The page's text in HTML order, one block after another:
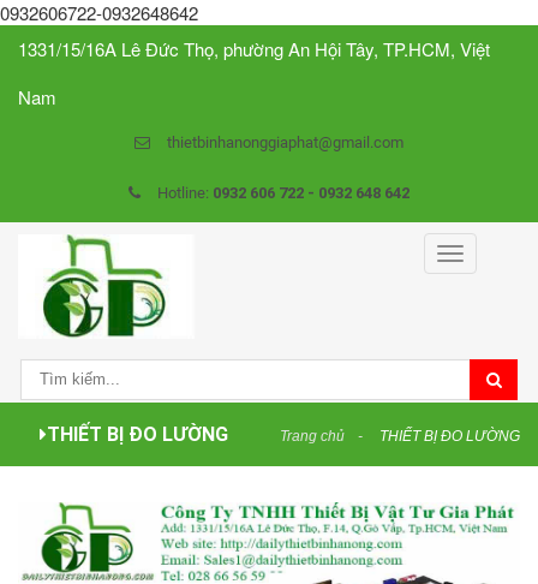
0932606722-0932648642
1331/15/16A Lê Đức Thọ, phường An Hội Tây, TP.HCM, Việt
Nam
thietbinhanonggiaphat@gmail.com
Hotline: 0932 606 722 - 0932 648 642
Toggle
navigation
THIẾT BỊ ĐO LƯỜNG Trang chủ THIẾT BỊ ĐO LƯỜNG